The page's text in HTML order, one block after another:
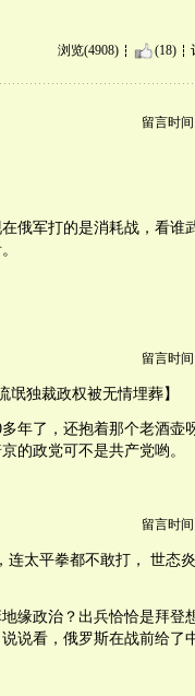
浏览(4908) (18)
留言时间
俄军打的是消耗战，看谁
留言时间
氓独裁政权被无情埋葬】
年了，还抱着那个老酒壶
的政党可不是共产党哟。
留言时间
连太平拳都不敢打， 世态
缘政治？出兵恰恰是拜登
说看，俄罗斯在战前给了